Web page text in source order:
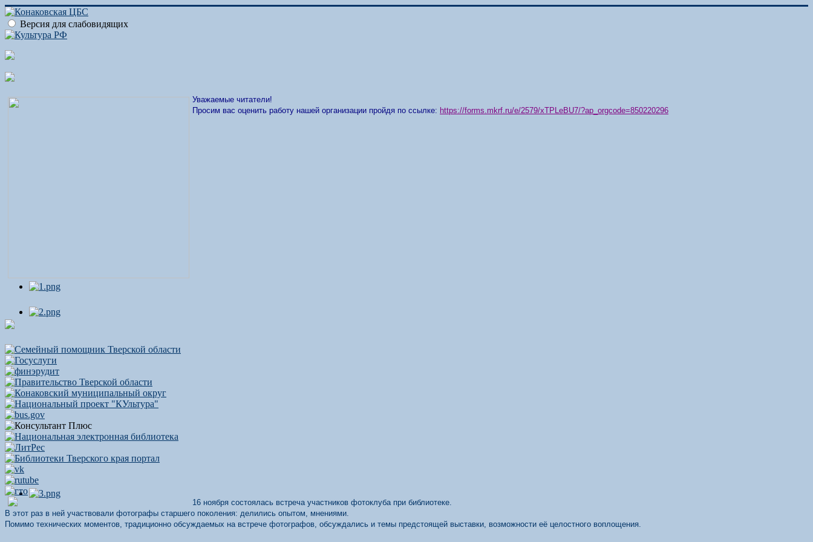
Версия для слабовидящих
Уважаемые читатели!
Просим вас оценить работу нашей организации пройдя по ссылке: https://forms.mkrf.ru/e/2579/xTPLeBU7/?ap_orgcode=850220296
16 ноября состоялась встреча участников фотоклуба при библиотеке.
В этот раз в ней участвовали фотографы старшего поколения: делились опытом, мнениями.
Помимо технических моментов, традиционно обсуждаемых на встрече фотографов, обсуждались и темы предстоящей выставки, возможности её целостного воплощения.